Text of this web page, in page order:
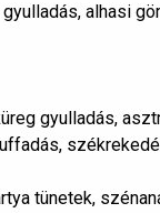
alhasi
gyulladás,
tünetek,